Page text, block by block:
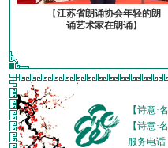
【江苏省朗诵协会年轻的朗
诵艺术家在朗诵】
【诗意
【诗意
服务电话